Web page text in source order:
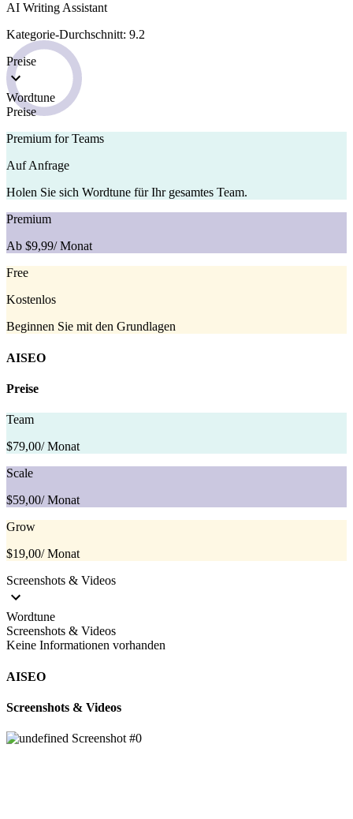
AI Writing Assistant
Kategorie-Durchschnitt: 9.2
Preise
Wordtune
Preise
Premium for Teams
Auf Anfrage
Holen Sie sich Wordtune für Ihr gesamtes Team.
Premium
Ab $9,99/ Monat
Free
Kostenlos
Beginnen Sie mit den Grundlagen
AISEO
Preise
Team
$79,00/ Monat
Scale
$59,00/ Monat
Grow
$19,00/ Monat
Screenshots & Videos
Wordtune
Screenshots & Videos
Keine Informationen vorhanden
AISEO
Screenshots & Videos